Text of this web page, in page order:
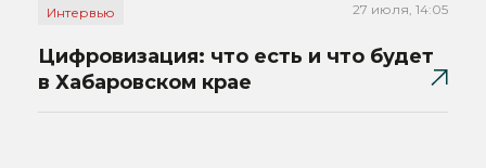
Интервью 27 июля, 14:05
Цифровизация: что есть и что будет
в Хабаровском крае